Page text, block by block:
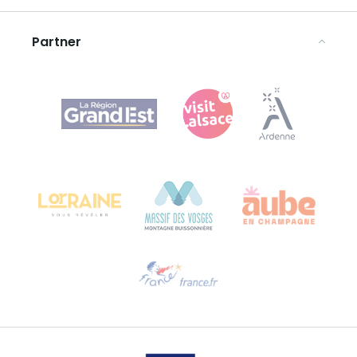
Avvertenze legali
Agence Régionale du Tourisme Grand Est
Bureau de Colmar (sede operativa)
Contattaci per e-mail
Partner